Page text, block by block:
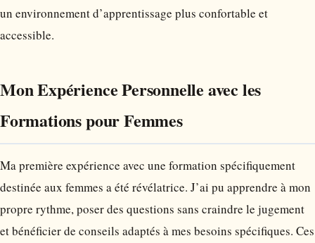
un environnement d’apprentissage plus confortable et
accessible.
Mon Expérience Personnelle avec les
Formations pour Femmes
Ma première expérience avec une formation spécifiquement
destinée aux femmes a été révélatrice. J’ai pu apprendre à mon
propre rythme, poser des questions sans craindre le jugement
et bénéficier de conseils adaptés à mes besoins spécifiques. Ces